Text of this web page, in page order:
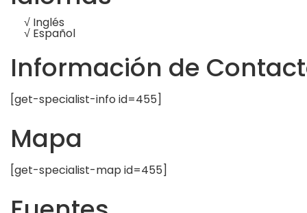
√ Inglés
√ Español
Información de
[get-specialist-info id=455]
Mapa
[get-specialist-map id=455]